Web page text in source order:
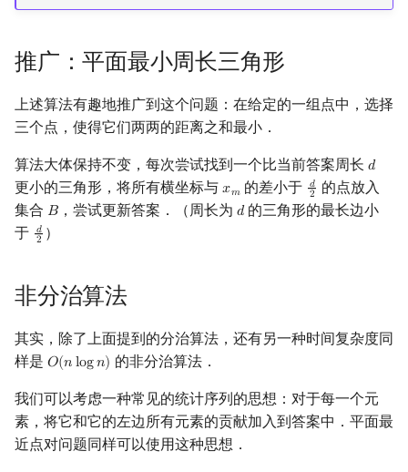
推广：平面最小周长三角形
上述算法有趣地推广到这个问题：在给定的一组点中，选择
三个点，使得它们两两的距离之和最小．
算法大体保持不变，每次尝试找到一个比当前答案周长 𝑑
d
更小的三角形，将所有横坐标与 𝑥𝑚
xm 的差小于 𝑑
2
d2的点放入
集合 𝐵
B ，尝试更新答案．（周长为𝑑
d的三角形的最长边小
于 𝑑
2
d2）
非分治算法
其实，除了上面提到的分治算法，还有另一种时间复杂度同
样是 𝑂(𝑛log𝑛)
O(nlogn) 的非分治算法．
我们可以考虑一种常见的统计序列的思想：对于每一个元
素，将它和它的左边所有元素的贡献加入到答案中．平面最
近点对问题同样可以使用这种思想．